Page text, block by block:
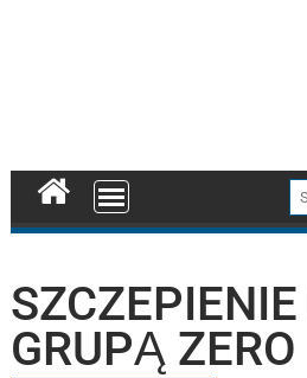
GRUPĄ ZERO